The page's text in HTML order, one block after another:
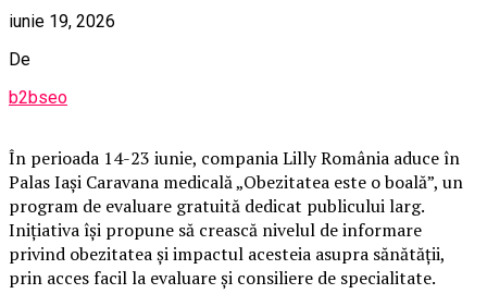
iunie 19, 2026
De
b2bseo
În perioada 14-23 iunie, compania Lilly România aduce în
Palas Iași Caravana medicală „Obezitatea este o boală”, un
program de evaluare gratuită dedicat publicului larg.
Inițiativa își propune să crească nivelul de informare
privind obezitatea și impactul acesteia asupra sănătății,
prin acces facil la evaluare și consiliere de specialitate.